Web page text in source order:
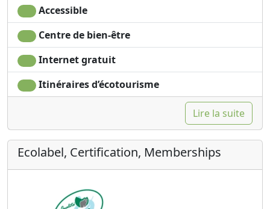
Accessible
Centre de bien-être
Internet gratuit
Itinéraires d’écotourisme
Lire la suite
Ecolabel, Certification, Memberships